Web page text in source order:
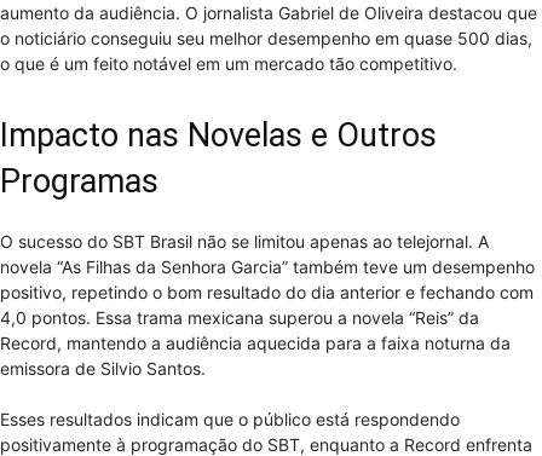
aumento da audiência. O jornalista Gabriel de Oliveira destacou que
o noticiário conseguiu seu melhor desempenho em quase 500 dias,
o que é um feito notável em um mercado tão competitivo.
Impacto nas Novelas e Outros
Programas
O sucesso do SBT Brasil não se limitou apenas ao telejornal. A
novela “As Filhas da Senhora Garcia” também teve um desempenho
positivo, repetindo o bom resultado do dia anterior e fechando com
4,0 pontos. Essa trama mexicana superou a novela “Reis” da
Record, mantendo a audiência aquecida para a faixa noturna da
emissora de Silvio Santos.
Esses resultados indicam que o público está respondendo
positivamente à programação do SBT, enquanto a Record enfrenta